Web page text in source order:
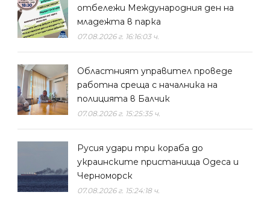
отбележи Международния ден на
младежта в парка
07.08.2026 г. 16:16:03 ч.
Областният управител проведе
работна среща с началника на
полицията в Балчик
07.08.2026 г. 15:25:35 ч.
Русия удари три кораба до
украинските пристанища Одеса и
Черноморск
07.08.2026 г. 15:24:18 ч.